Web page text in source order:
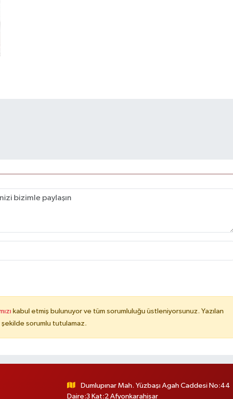
kabul etmiş bulunuyor ve tüm sorumluluğu üstleniyorsunuz. Yazılan
sorumlu tutulamaz.
Dumlupınar Mah. Yüzbaşı Agah Caddesi No:44
Daire:3 Kat:2 Afyonkarahisar